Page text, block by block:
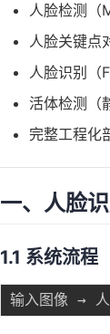
人脸检测（
人脸关键点
人脸识别（
活体检测（
完整工程化
一、人脸
1.1 系统流程